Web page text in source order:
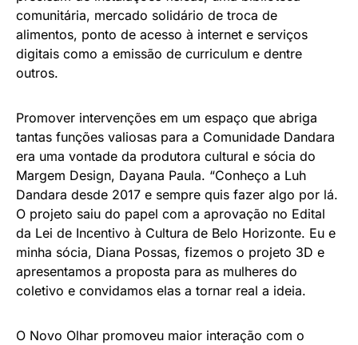
comunitária, mercado solidário de troca de
alimentos, ponto de acesso à internet e serviços
digitais como a emissão de curriculum e dentre
outros.
Promover intervenções em um espaço que abriga
tantas funções valiosas para a Comunidade Dandara
era uma vontade da produtora cultural e sócia do
Margem Design, Dayana Paula. “Conheço a Luh
Dandara desde 2017 e sempre quis fazer algo por lá.
O projeto saiu do papel com a aprovação no Edital
da Lei de Incentivo à Cultura de Belo Horizonte. Eu e
minha sócia, Diana Possas, fizemos o projeto 3D e
apresentamos a proposta para as mulheres do
coletivo e convidamos elas a tornar real a ideia.
O Novo Olhar promoveu maior interação com o